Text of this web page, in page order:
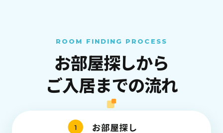
ROOM FINDING PROCESS
お部屋探しから
ご入居までの流れ